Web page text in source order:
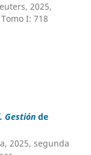
2025,
I: 718
Gestiónde
2025, segunda